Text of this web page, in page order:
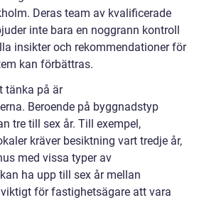
Deras team av kvalificerade
inte bara en noggrann kontroll
insikter och rekommendationer för
kan förbättras.
tänka på är
Beroende på byggnadstyp
tre till sex år. Till exempel,
kräver besiktning vart tredje år,
med vissa typer av
ha upp till sex år mellan
för fastighetsägare att vara